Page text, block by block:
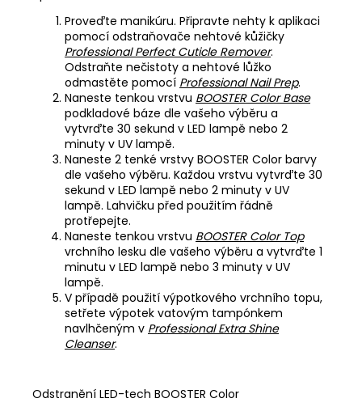
Proveďte manikúru. Připravte nehty k aplikaci
pomocí odstraňovače nehtové kůžičky
Professional Perfect Cuticle Remover.
Odstraňte nečistoty a nehtové lůžko
odmastěte pomocí Professional Nail Prep.
Naneste tenkou vrstvu BOOSTER Color Base
podkladové báze dle vašeho výběru a
vytvrďte 30 sekund v LED lampě nebo 2
minuty v UV lampě.
Naneste 2 tenké vrstvy BOOSTER Color barvy
dle vašeho výběru. Každou vrstvu vytvrďte 30
sekund v LED lampě nebo 2 minuty v UV
lampě. Lahvičku před použitím řádně
protřepejte.
Naneste tenkou vrstvu BOOSTER Color Top
vrchního lesku dle vašeho výběru a vytvrďte 1
minutu v LED lampě nebo 3 minuty v UV
lampě.
V případě použití výpotkového vrchního topu,
setřete výpotek vatovým tampónkem
navlhčeným v Professional Extra Shine
Cleanser.
Odstranění LED-tech BOOSTER Color